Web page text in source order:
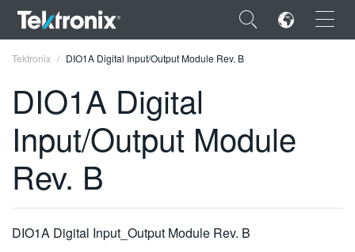
×
ENGLISH
FRANÇAIS
Tektronix DIO1A Digital Input/Output Module Rev. B
DIO1A Digital
Input/Output Module
Rev. B
DIO1A Digital Input_Output Module Rev. B